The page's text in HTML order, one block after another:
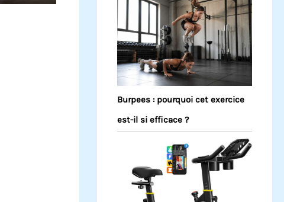
Burpees : pourquoi cet exercice
est-il si efficace ?